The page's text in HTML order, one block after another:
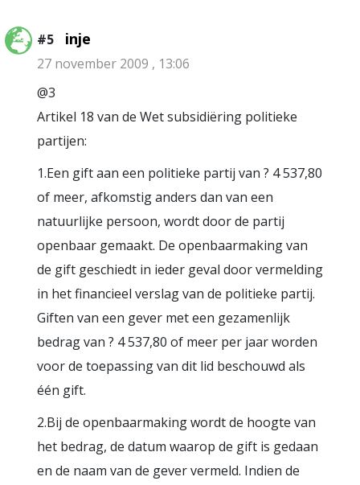
#5 inje
27 november 2009 , 13:06
@3
Artikel 18 van de Wet subsidiëring politieke
partijen:
1.Een gift aan een politieke partij van ? 4 537,80
of meer, afkomstig anders dan van een
natuurlijke persoon, wordt door de partij
openbaar gemaakt. De openbaarmaking van
de gift geschiedt in ieder geval door vermelding
in het financieel verslag van de politieke partij.
Giften van een gever met een gezamenlijk
bedrag van ? 4 537,80 of meer per jaar worden
voor de toepassing van dit lid beschouwd als
één gift.
2.Bij de openbaarmaking wordt de hoogte van
het bedrag, de datum waarop de gift is gedaan
en de naam van de gever vermeld. Indien de